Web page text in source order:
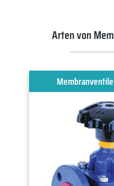
Arten von